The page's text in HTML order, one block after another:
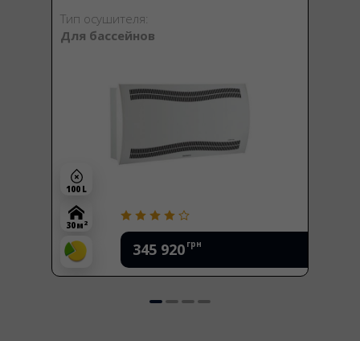
Тип осушителя:
Для бассейнов
345 920 грн
100 L
30 м 2